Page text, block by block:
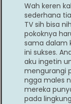
Wah keren
sederhana
TV sih bisa
pokoknya
sama dalam
ini sukses.
aku ingetin
mengurangi
ngga males
mereka
pada